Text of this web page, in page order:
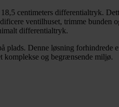
centimeters differentialtryk.
ventilhuset, trimme bunden
differentialtryk.
plads. Denne løsning
komplekse og begrænsende miljø.